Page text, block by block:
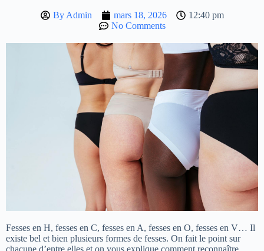
ByAdmin mars 18, 2026
12:40 pm
No Comments
Fesses en H, fesses en C, fesses en A, fesses en O, fesses en V… Il
existe bel et bien plusieurs formes de fesses. On fait le point sur
chacune d’entre elles et on vous explique comment reconnaître